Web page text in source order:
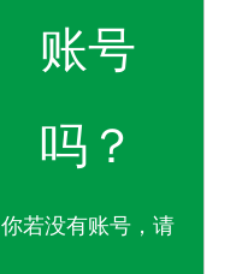
账号
吗？
你若没有账号，请